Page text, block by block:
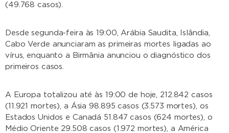
(49.768 casos).
Desde segunda-feira às 19:00, Arábia Saudita, Islândia,
Cabo Verde anunciaram as primeiras mortes ligadas ao
vírus, enquanto a Birmânia anunciou o diagnóstico dos
primeiros casos.
A Europa totalizou até às 19:00 de hoje, 212.842 casos
(11.921 mortes), a Ásia 98.895 casos (3.573 mortes), os
Estados Unidos e Canadá 51.847 casos (624 mortes), o
Médio Oriente 29.508 casos (1.972 mortes), a América